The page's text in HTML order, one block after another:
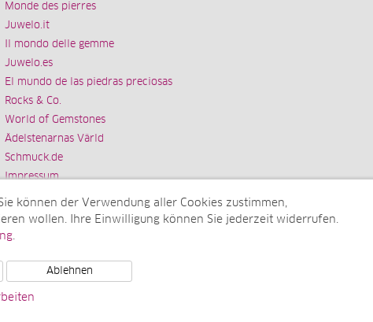
Monde des pierres
Juwelo.it
Il mondo delle gemme
Juwelo.es
El mundo de las piedras preciosas
Rocks & Co.
World of Gemstones
Ädelstenarnas Värld
Schmuck.de
Impressum
können der Verwendung aller Cookies zustimmen,
wollen. Ihre Einwilligung können Sie jederzeit widerrufen.
.
Ablehnen